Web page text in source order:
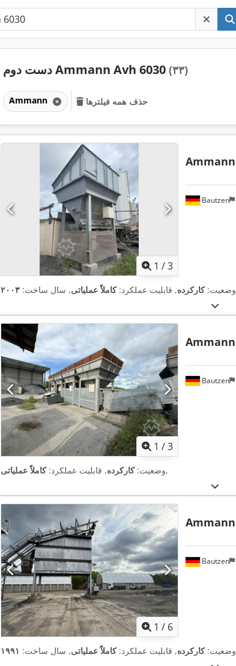
دست دوم Ammann Avh 6030 (۳۳)
Ammann حذف همه فیلترها
1 /3
Bautzen
Ammann
وضعیت:کارکرده, قابلیت عملکرد:کاملاً عملیاتی, سال ساخت: ۲۰۰۳
1 /3
Bautzen
Ammann
وضعیت:کارکرده, قابلیت عملکرد:کاملاً عملیاتی ,
1 / 6
Bautzen
Ammann
وضعیت:کارکرده, قابلیت عملکرد:کاملاً عملیاتی, سال ساخت: ۱۹۹۱